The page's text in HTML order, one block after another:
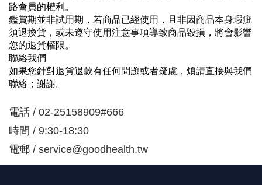
路會員的權利。
鑑賞期並非試用期，若商品已經使用，且非因商品本身瑕疵
須退換貨，或未遵守使用注意事項導致商品毀損，將會影響
您的退貨權限。
聯絡我們
如果您針對退貨退款有任何問題或者疑慮，煩請直接與我們
聯絡；謝謝。
電話 / 02-25158909#666
時間 / 9:30-18:30
電郵 / service@goodhealth.tw